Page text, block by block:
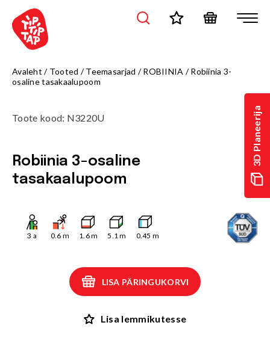
3D Planeerija
Avaleht / Tooted /Teemasarjad /ROBIINIA /Robiinia 3-
osaline tasakaalupoom
Toote kood: N3220U
Robiinia 3-osaline
tasakaalupoom
3 a 0.6 m 1.6m 5.1m 0.45 m
LISA PÄRINGUKORVI
Lisa lemmikutesse